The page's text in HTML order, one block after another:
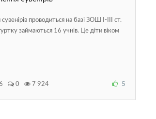
проводиться на базі ЗОШ І-ІІІ ст.
займаються 16 учнів. Це діти віком
0 7 924 5